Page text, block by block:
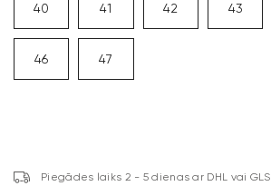
40 41 42 43
46 47
Piegādes laiks 2 - 5 dienas ar DHL vai GLS